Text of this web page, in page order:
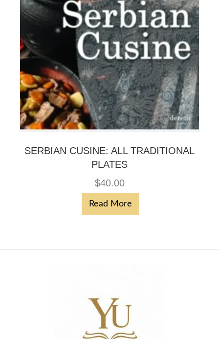
SERBIAN CUSINE: ALL TRADITIONAL
PLATES
$40.00
Read More